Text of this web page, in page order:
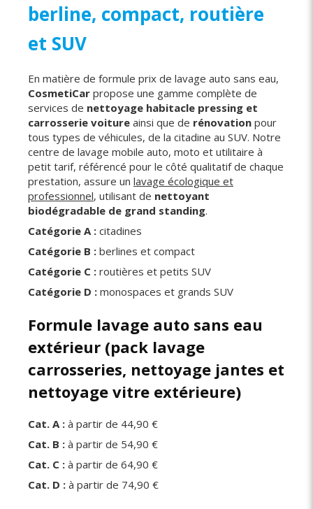
berline, compact, routière
et SUV
En matière de formule prix de lavage auto sans eau,
CosmetiCar propose une gamme complète de
services de nettoyage habitacle pressing et
carrosserie voiture ainsi que de rénovation pour
tous types de véhicules, de la citadine au SUV. Notre
centre de lavage mobile auto, moto et utilitaire à
petit tarif, référencé pour le côté qualitatif de chaque
prestation, assure un lavage écologique et
professionnel, utilisant de nettoyant
biodégradable de grand standing.
Catégorie A : citadines
Catégorie B : berlines et compact
Catégorie C : routières et petits SUV
Catégorie D : monospaces et grands SUV
Formule lavage auto sans eau
extérieur (pack lavage
carrosseries, nettoyage jantes et
nettoyage vitre extérieure)
Cat. A : à partir de 44,90 €
Cat. B : à partir de 54,90 €
Cat. C : à partir de 64,90 €
Cat. D : à partir de 74,90 €